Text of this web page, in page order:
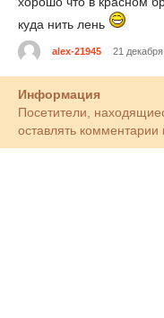
куда нить лень
alex-21945 21
Информация
Посетители,
оставлять комментарии